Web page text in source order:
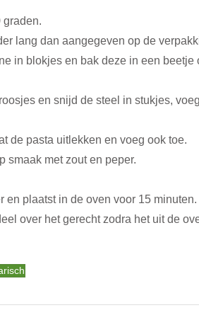
graden.
lang dan aangegeven op de
in blokjes en bak deze in een
en snijd de steel in stukjes,
de pasta uitlekken en voeg ook toe.
smaak met zout en peper.
en plaatst in de oven voor 15 minuten.
over het gerecht zodra het uit de